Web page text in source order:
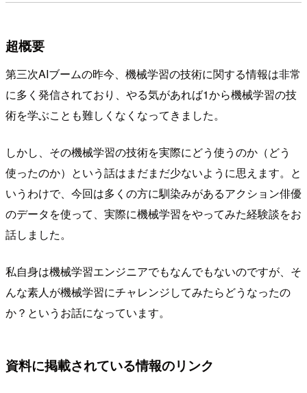
超概要
第三次AIブームの昨今、機械学習の技術に関する情報は非常
に多く発信されており、やる気があれば1から機械学習の技
術を学ぶことも難しくなくなってきました。
しかし、その機械学習の技術を実際にどう使うのか（どう
使ったのか）という話はまだまだ少ないように思えます。と
いうわけで、今回は多くの方に馴染みがあるアクション俳優
のデータを使って、実際に機械学習をやってみた経験談をお
話しました。
私自身は機械学習エンジニアでもなんでもないのですが、そ
んな素人が機械学習にチャレンジしてみたらどうなったの
か？というお話になっています。
資料に掲載されている情報のリンク